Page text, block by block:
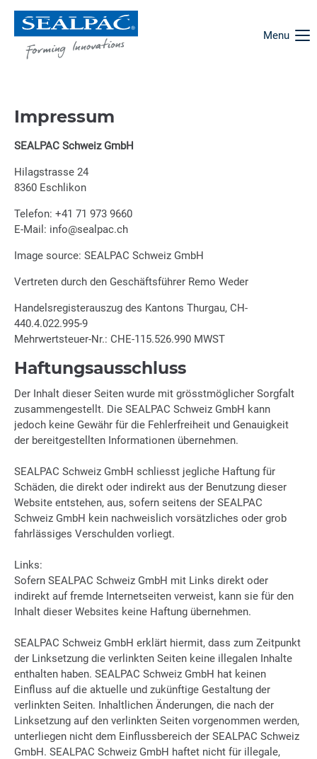
Menu
Impressum
SEALPAC Schweiz GmbH
Hilagstrasse 24
8360 Eschlikon
Telefon: +41 71 973 9660
E-Mail: info@sealpac.ch
Image source: SEALPAC Schweiz GmbH
Vertreten durch den Geschäftsführer Remo Weder
Handelsregisterauszug des Kantons Thurgau, CH-
440.4.022.995-9
Mehrwertsteuer-Nr.: CHE-115.526.990 MWST
Haftungsausschluss
Der Inhalt dieser Seiten wurde mit grösstmöglicher Sorgfalt
zusammengestellt. Die SEALPAC Schweiz GmbH kann
jedoch keine Gewähr für die Fehlerfreiheit und Genauigkeit
der bereitgestellten Informationen übernehmen.
SEALPAC Schweiz GmbH schliesst jegliche Haftung für
Schäden, die direkt oder indirekt aus der Benutzung dieser
Website entstehen, aus, sofern seitens der SEALPAC
Schweiz GmbH kein nachweislich vorsätzliches oder grob
fahrlässiges Verschulden vorliegt.
Links:
Sofern SEALPAC Schweiz GmbH mit Links direkt oder
indirekt auf fremde Internetseiten verweist, kann sie für den
Inhalt dieser Websites keine Haftung übernehmen.
SEALPAC Schweiz GmbH erklärt hiermit, dass zum Zeitpunkt
der Linksetzung die verlinkten Seiten keine illegalen Inhalte
enthalten haben. SEALPAC Schweiz GmbH hat keinen
Einfluss auf die aktuelle und zukünftige Gestaltung der
verlinkten Seiten. Inhaltlichen Änderungen, die nach der
Linksetzung auf den verlinkten Seiten vorgenommen werden,
unterliegen nicht dem Einflussbereich der SEALPAC Schweiz
GmbH. SEALPAC Schweiz GmbH haftet nicht für illegale,